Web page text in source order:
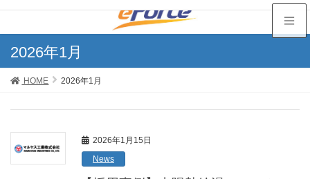
2026年1月
HOME 2026年1月
2026年1月15日
News